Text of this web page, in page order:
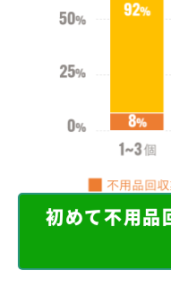
初めて不用品